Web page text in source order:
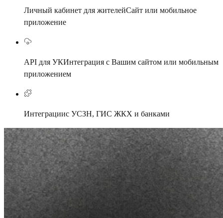
Личный кабинет для жителейСайт или мобильное
приложение
API для УКИнтеграция с Вашим сайтом или мобильным
приложением
Интеграциис УСЗН, ГИС ЖКХ и банками